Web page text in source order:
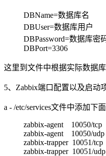
DBName=数据库名
DBUser=数据库用户
DBPassword=数据库密
DBPort=3306
这里到文件中根据实际数据
5、Zabbix端口配置以及启动
a - /etc/services文件中添加下
zabbix-agent
zabbix-agent
zabbix-trapper
zabbix-trapper